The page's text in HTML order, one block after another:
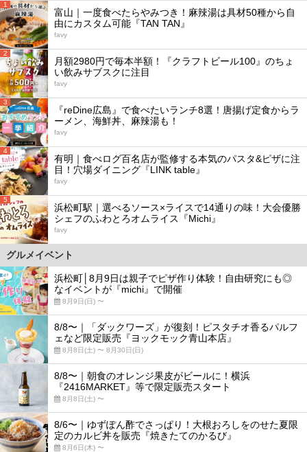
1
富山｜一度食べたらやみつき！麻辣湯は具材50種から自
由にカスタム可能『TAN TAN』
favy
2
月額2980円で毎本半額！『クラフトビール100』のちょ
い飲みサブスクに注目
favy
3
『reDine広島』で食べたいランチ8選！唐揚げ定食からラ
ーメン、海鮮丼、麻辣湯も！
favy
4
有明｜食べログ百名店が監修する本気のパスタ&ピザに注
目！穴場ダイニング『LINK table』
favy
5
浜松町駅｜選べるソース×ライスで14通りの味！大会優勝
シェフのふわとろオムライス『Michi』
favy
グルメイベント
浜松町│8月9日は親子でピザ作り体験！自由研究にも◎
なイベントが『michi』で開催
8月9日(日) 〜
8/8〜｜「ダックワーズ」が復刻！ピスタチオ香るパルフ
ェなど限定販売『ヨックモック青山本店』
8月8日(土) 〜 8月30日(日)
8/8〜｜朝食のオレンジ果皮がビールに！横浜
『2416MARKET』等で限定販売スタート
8月8日(土) 〜
8/6〜｜ゆずぽん酢でさっぱり！大根おろしをのせた夏限
定のカルビ丼を販売『焼きたてのかるび』
8月6日(木) 〜